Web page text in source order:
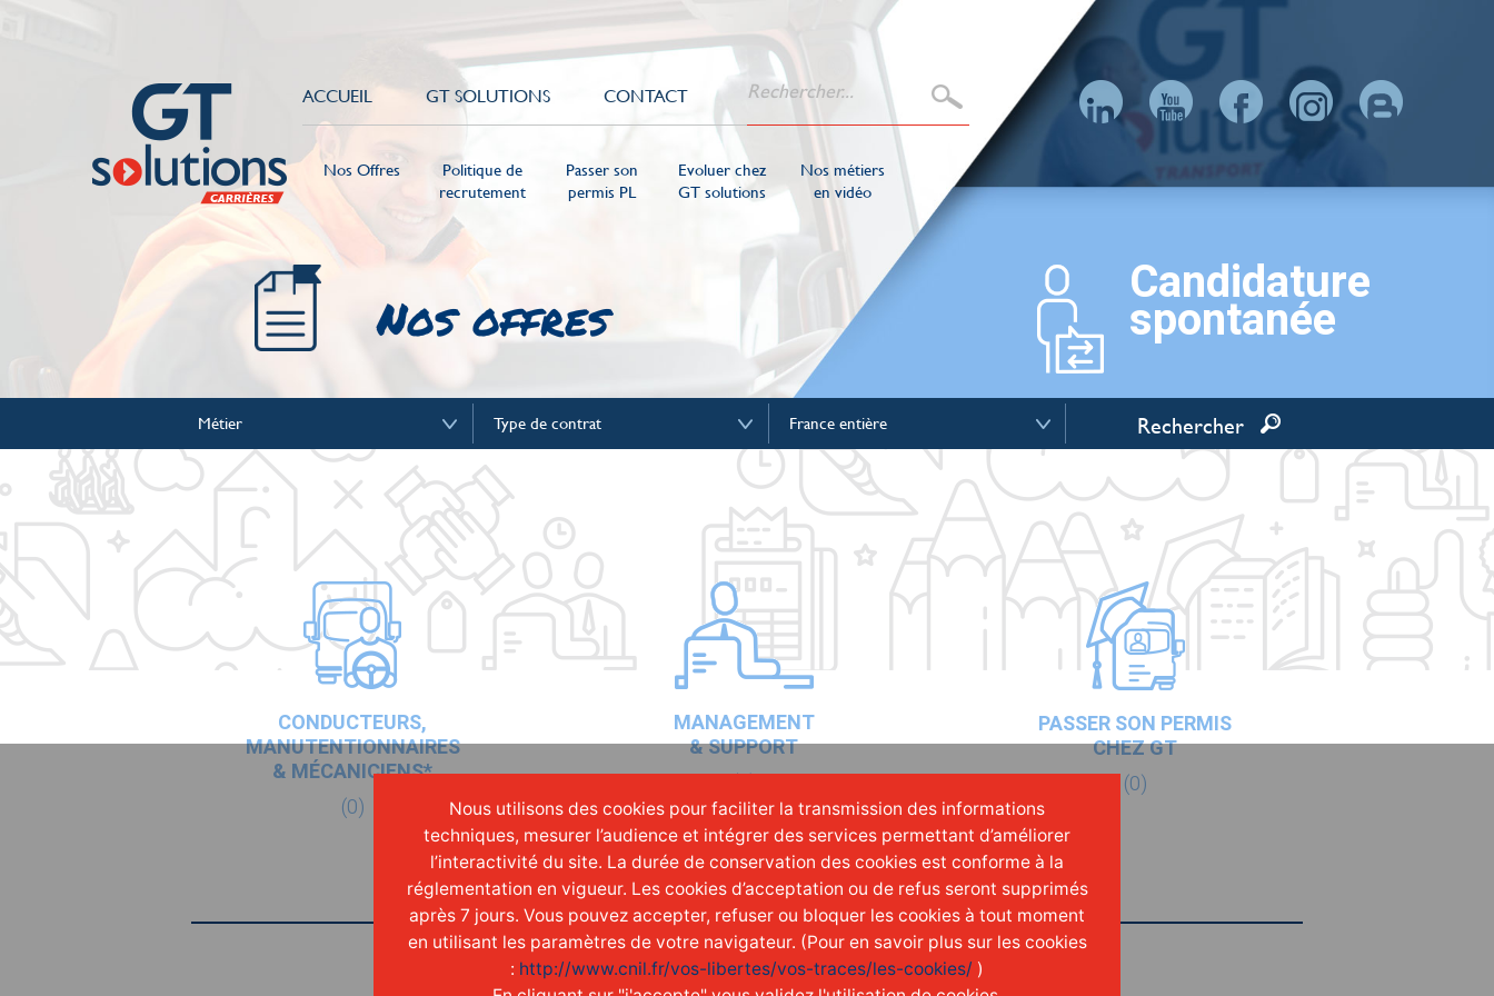
ACCUEIL GT SOLUTIONS CONTACT
Nos Offres Politique de
recrutement
Passerson
permis PL
Evoluerchez
GT solutions
Nos métiers
en vidéo
Nos offres
Candidature
spontanée
CONDUCTEURS,
MANUTENTIONNAIRES
& MÉCANICIENS*
(0)
MANAGEMENT
& SUPPORT
(0)
PASSER SON PERMIS
CHEZ GT
(0)
Nous utilisons des cookies pour faciliter la transmission des informations
techniques, mesurer l’audience et intégrer des services permettant d’améliorer
l’interactivité du site. La durée de conservation des cookies est conforme à la
réglementation en vigueur. Les cookies d’acceptation ou de refus seront supprimés
après 7 jours. Vous pouvez accepter, refuser ou bloquer les cookies à tout moment
en utilisant les paramètres de votre navigateur. (Pour en savoir plus sur les cookies
: http://www.cnil.fr/vos-libertes/vos-traces/les-cookies/ )